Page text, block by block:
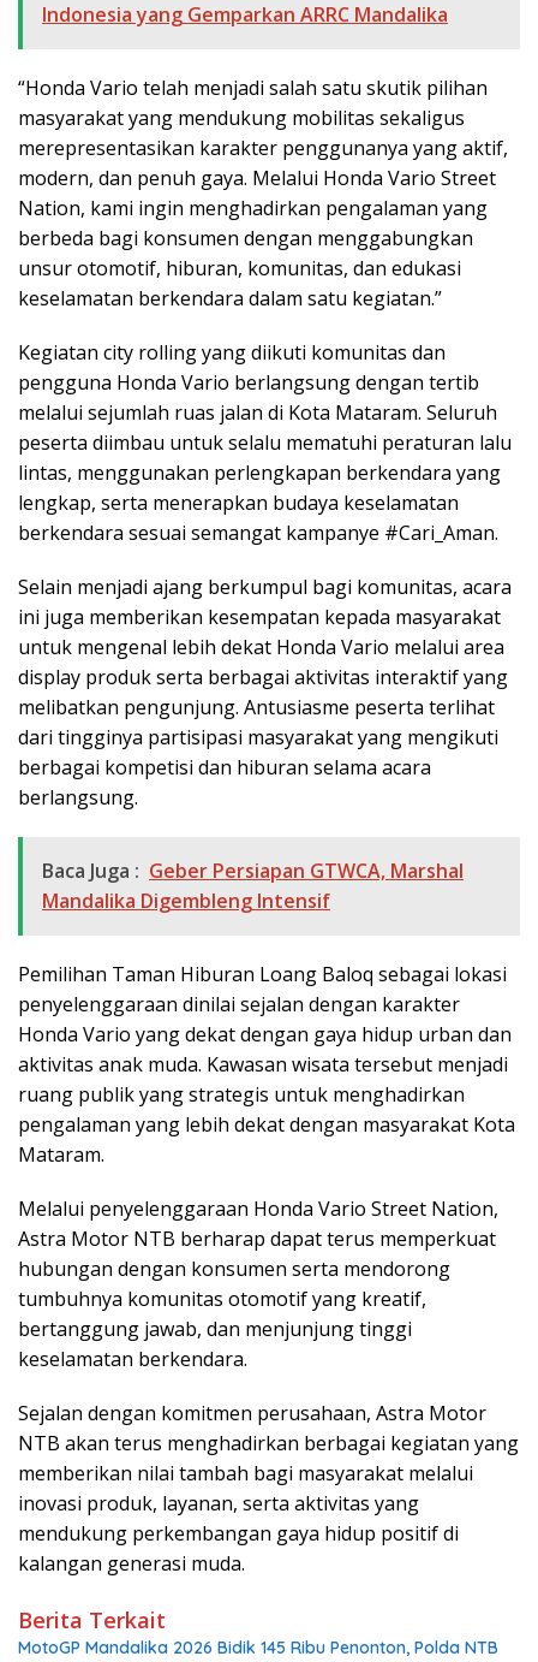
Indonesia yang Gemparkan ARRC Mandalika
“Honda Vario telah menjadi salah satu skutik pilihan
masyarakat yang mendukung mobilitas sekaligus
merepresentasikan karakter penggunanya yang aktif,
modern, dan penuh gaya. Melalui Honda Vario Street
Nation, kami ingin menghadirkan pengalaman yang
berbeda bagi konsumen dengan menggabungkan
unsur otomotif, hiburan, komunitas, dan edukasi
keselamatan berkendara dalam satu kegiatan.”
Kegiatan city rolling yang diikuti komunitas dan
pengguna Honda Vario berlangsung dengan tertib
melalui sejumlah ruas jalan di Kota Mataram. Seluruh
peserta diimbau untuk selalu mematuhi peraturan lalu
lintas, menggunakan perlengkapan berkendara yang
lengkap, serta menerapkan budaya keselamatan
berkendara sesuai semangat kampanye #Cari_Aman.
Selain menjadi ajang berkumpul bagi komunitas, acara
ini juga memberikan kesempatan kepada masyarakat
untuk mengenal lebih dekat Honda Vario melalui area
display produk serta berbagai aktivitas interaktif yang
melibatkan pengunjung. Antusiasme peserta terlihat
dari tingginya partisipasi masyarakat yang mengikuti
berbagai kompetisi dan hiburan selama acara
berlangsung.
Baca Juga : Geber Persiapan GTWCA, Marshal
Mandalika Digembleng Intensif
Pemilihan Taman Hiburan Loang Baloq sebagai lokasi
penyelenggaraan dinilai sejalan dengan karakter
Honda Vario yang dekat dengan gaya hidup urban dan
aktivitas anak muda. Kawasan wisata tersebut menjadi
ruang publik yang strategis untuk menghadirkan
pengalaman yang lebih dekat dengan masyarakat Kota
Mataram.
Melalui penyelenggaraan Honda Vario Street Nation,
Astra Motor NTB berharap dapat terus memperkuat
hubungan dengan konsumen serta mendorong
tumbuhnya komunitas otomotif yang kreatif,
bertanggung jawab, dan menjunjung tinggi
keselamatan berkendara.
Sejalan dengan komitmen perusahaan, Astra Motor
NTB akan terus menghadirkan berbagai kegiatan yang
memberikan nilai tambah bagi masyarakat melalui
inovasi produk, layanan, serta aktivitas yang
mendukung perkembangan gaya hidup positif di
kalangan generasi muda.
Berita Terkait
MotoGP Mandalika 2026 Bidik 145 Ribu Penonton, Polda NTB